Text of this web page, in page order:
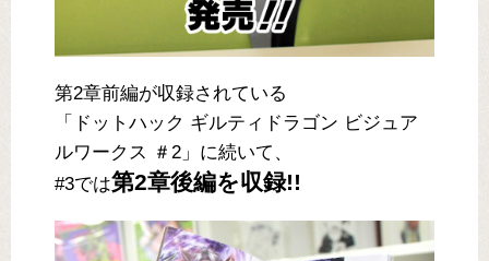
第2章前編が収録されている
「ドットハック ギルティドラゴン ビジュア
ルワークス ＃2」に続いて、
#3では第2章後編を収録!!